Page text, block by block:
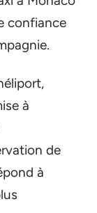
confiance
à
de
à